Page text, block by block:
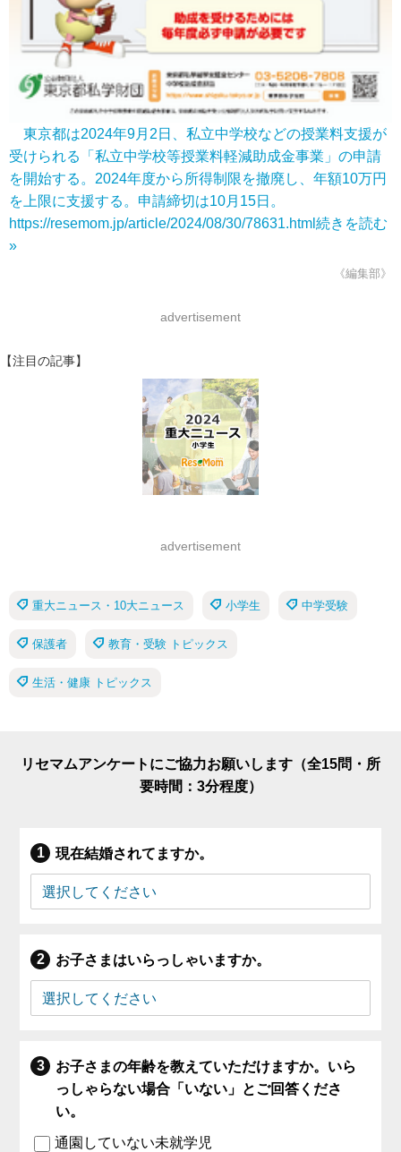
東京都は2024年9月2日、私立中学校などの授業料支援が
受けられる「私立中学校等授業料軽減助成金事業」の申請
を開始する。2024年度から所得制限を撤廃し、年額10万円
を上限に支援する。申請締切は10月15日。
https://resemom.jp/article/2024/08/30/78631.html 続きを読む
»
《編集部》
advertisement
【注目の記事】
advertisement
重大ニュース・10大ニュース 小学生 中学受験
保護者 教育・受験 トピックス
生活・健康 トピックス
リセマムアンケートにご協力お願いします（全15問・所
要時間：3分程度）
現在結婚されてますか。
お子さまはいらっしゃいますか。
お子さまの年齢を教えていただけますか。いら
っしゃらない場合「いない」とご回答くださ
い。
通園していない未就学児